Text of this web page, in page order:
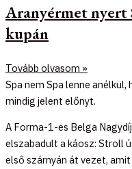
Aranyérmet nyert
kupán
Tovább olvasom »
Spa nem Spa lenne
mindig jelent előnyt.
A Forma-1-es Belga
elszabadult a káosz: Stroll
első szárnyán át vezet,